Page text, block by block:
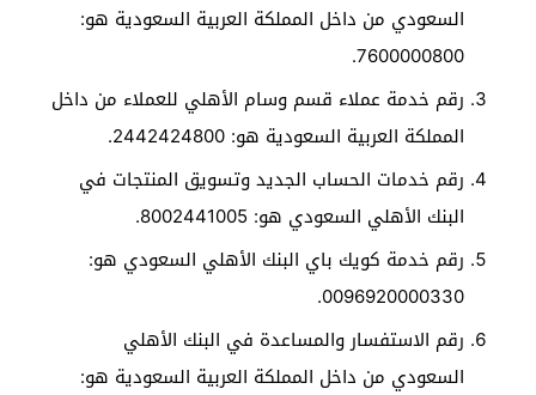
السعودي من داخل المملكة العربية السعودية هو:
7600000800.
رقم خدمة عملاء قسم وسام الأهلي للعملاء من داخل
المملكة العربية السعودية هو: 2442424800.
رقم خدمات الحساب الجديد وتسويق المنتجات في
البنك الأهلي السعودي هو: 8002441005.
رقم خدمة كويك باي البنك الأهلي السعودي هو:
0096920000330.
رقم الاستفسار والمساعدة في البنك الأهلي
السعودي من داخل المملكة العربية السعودية هو: